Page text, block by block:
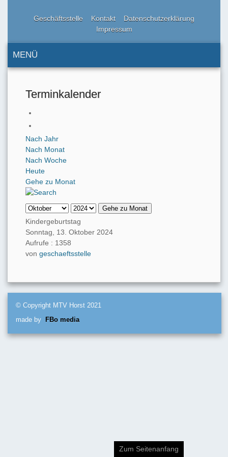
Geschäftsstelle Kontakt
Datenschutzerklärung
Impressum
MENÜ
Terminkalender
Nach Jahr
Nach Monat
Nach Woche
Heute
Gehe zu Monat
Gehe zu Monat
Kindergeburtstag
Sonntag, 13. Oktober 2024
Aufrufe : 1358
von geschaeftsstelle
© Copyright MTV Horst 2021
made by
FBo media
Zum Seitenanfang